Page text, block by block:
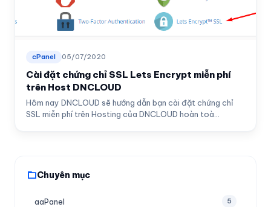
cPanel 05/07/2020
Cài đặt chứng chỉ SSL Lets Encrypt miễn phí
trên Host DNCLOUD
Hôm nay DNCLOUD sẽ hướng dẫn bạn cài đặt chứng chỉ
SSL miễn phí trên Hosting của DNCLOUD hoàn toà...
Chuyên mục
aaPanel 5